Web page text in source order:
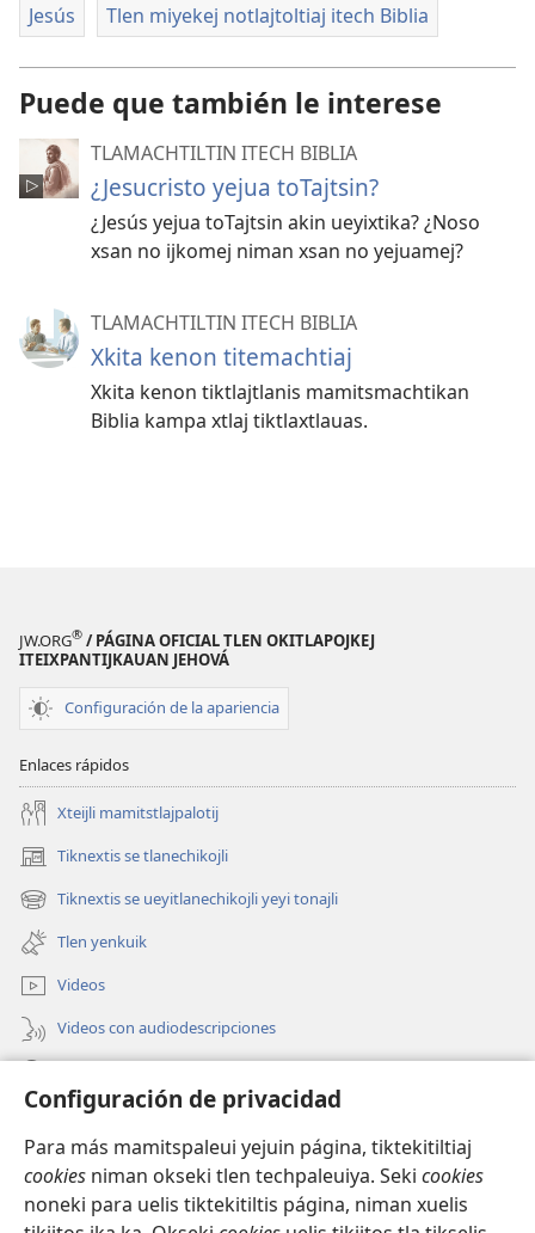
Configuración de privacidad
Para más mamitspaleui yejuin página, tiktekitiltiaj
cookies niman okseki tlen techpaleuiya. Seki cookies
noneki para uelis tiktekitiltis página, niman xuelis
Jesús Tlen miyekej notlajtoltiaj itech Biblia
Puede que también le interese
TLAMACHTILTIN ITECH BIBLIA
¿Jesucristo yejua toTajtsin?
¿Jesús yejua toTajtsin akin ueyixtika? ¿Noso
xsan no ijkomej niman xsan no yejuamej?
TLAMACHTILTIN ITECH BIBLIA
Xkita kenon titemachtiaj
Xkita kenon tiktlajtlanis mamitsmachtikan
Biblia kampa xtlaj tiktlaxtlauas.
JW.ORG® / PÁGINA OFICIAL TLEN OKITLAPOJKEJ
ITEIXPANTIJKAUAN JEHOVÁ
Configuración de la apariencia
Enlaces rápidos
Xteijli mamitstlajpalotij
Tiknextis se tlanechikojli
(abre
una
nueva
ventana)
Tiknextis se ueyitlanechikojli yeyi tonajli
(abre
una
nueva
ventana)
Tlen yenkuik
Videos
Videos con audiodescripciones
(abre
nueva
ventana)
Biblioteca ipan Internet Watchtower
(abre